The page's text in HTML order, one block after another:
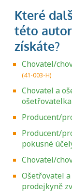
Chovatel/
(41-003-H)
Chovatel a
Producent/
Producent/
pokusné
Chovatel/
Ošetřovatel
prodejkyně